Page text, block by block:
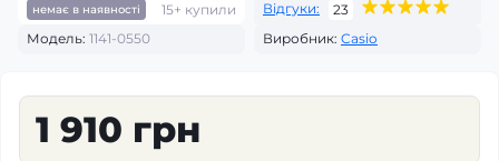
немає в наявності 15+ купили Відгуки:
23
Модель: 1141-0550 Виробник: Casio
1 910 грн